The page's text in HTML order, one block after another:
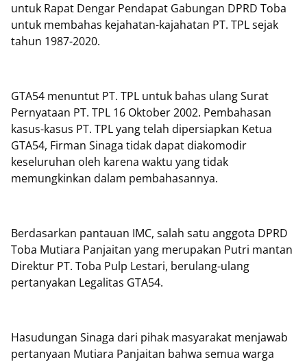
untuk Rapat Dengar Pendapat Gabungan DPRD Toba
untuk membahas kejahatan-kajahatan PT. TPL sejak
tahun 1987-2020.
GTA54 menuntut PT. TPL untuk bahas ulang Surat
Pernyataan PT. TPL 16 Oktober 2002. Pembahasan
kasus-kasus PT. TPL yang telah dipersiapkan Ketua
GTA54, Firman Sinaga tidak dapat diakomodir
keseluruhan oleh karena waktu yang tidak
memungkinkan dalam pembahasannya.
Berdasarkan pantauan IMC, salah satu anggota DPRD
Toba Mutiara Panjaitan yang merupakan Putri mantan
Direktur PT. Toba Pulp Lestari, berulang-ulang
pertanyakan Legalitas GTA54.
Hasudungan Sinaga dari pihak masyarakat menjawab
pertanyaan Mutiara Panjaitan bahwa semua warga